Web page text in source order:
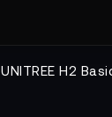
UNITREE H2